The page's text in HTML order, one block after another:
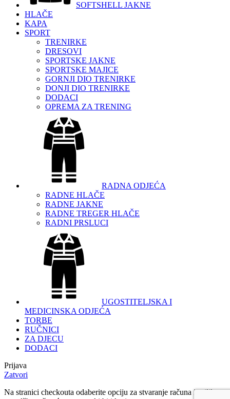
SOFTSHELL JAKNE
HLAČE
KAPA
SPORT
TRENIRKE
DRESOVI
SPORTSKE JAKNE
SPORTSKE MAJICE
GORNJI DIO TRENIRKE
DONJI DIO TRENIRKE
DODACI
OPREMA ZA TRENING
RADNA ODJEĆA
RADNE HLAČE
RADNE JAKNE
RADNE TREGER HLAČE
RADNI PRSLUCI
UGOSTITELJSKA I
MEDICINSKA ODJEĆA
TORBE
RUČNICI
ZA DJECU
DODACI
Prijava
Zatvori
Na stranici checkouta odaberite opciju za stvaranje računa i prilikom